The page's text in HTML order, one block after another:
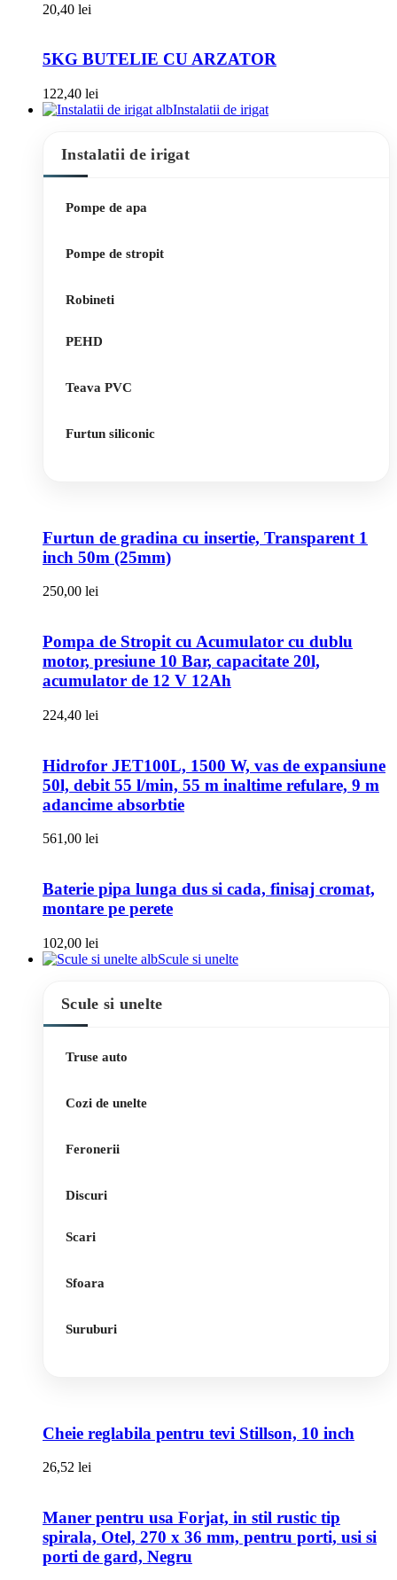
20,40 lei
5KG BUTELIE CU ARZATOR
122,40 lei
Instalatii de irigat
Instalatii de irigat
Pompe de apa
Pompe de stropit
Robineti
PEHD
Teava PVC
Furtun siliconic
Furtun de gradina cu insertie, Transparent 1
inch 50m (25mm)
250,00 lei
Pompa de Stropit cu Acumulator cu dublu
motor, presiune 10 Bar, capacitate 20l,
acumulator de 12 V 12Ah
224,40 lei
Hidrofor JET100L, 1500 W, vas de expansiune
50l, debit 55 l/min, 55 m inaltime refulare, 9 m
adancime absorbtie
561,00 lei
Baterie pipa lunga dus si cada, finisaj cromat,
montare pe perete
102,00 lei
Scule si unelte
Scule si unelte
Truse auto
Cozi de unelte
Feronerii
Discuri
Scari
Sfoara
Suruburi
Cheie reglabila pentru tevi Stillson, 10 inch
26,52 lei
Maner pentru usa Forjat, in stil rustic tip
spirala, Otel, 270 x 36 mm, pentru porti, usi si
porti de gard, Negru